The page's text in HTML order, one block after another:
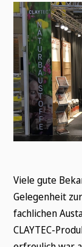
Viele gute
Gelegenheit
fachlichen
CLAYTEC-